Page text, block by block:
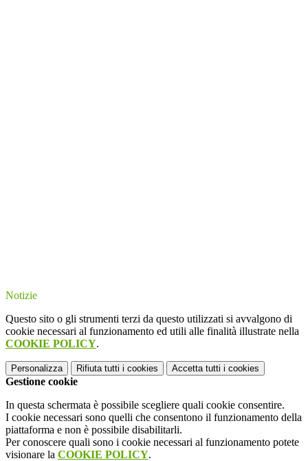
Notizie
Questo sito o gli strumenti terzi da questo utilizzati si avvalgono di
cookie necessari al funzionamento ed utili alle finalità illustrate nella
COOKIE POLICY.
Personalizza Rifiuta tutti i cookies Accetta tutti i cookies
Gestione cookie
In questa schermata è possibile scegliere quali cookie consentire.
I cookie necessari sono quelli che consentono il funzionamento della
piattaforma e non è possibile disabilitarli.
Per conoscere quali sono i cookie necessari al funzionamento potete
visionare la COOKIE POLICY.